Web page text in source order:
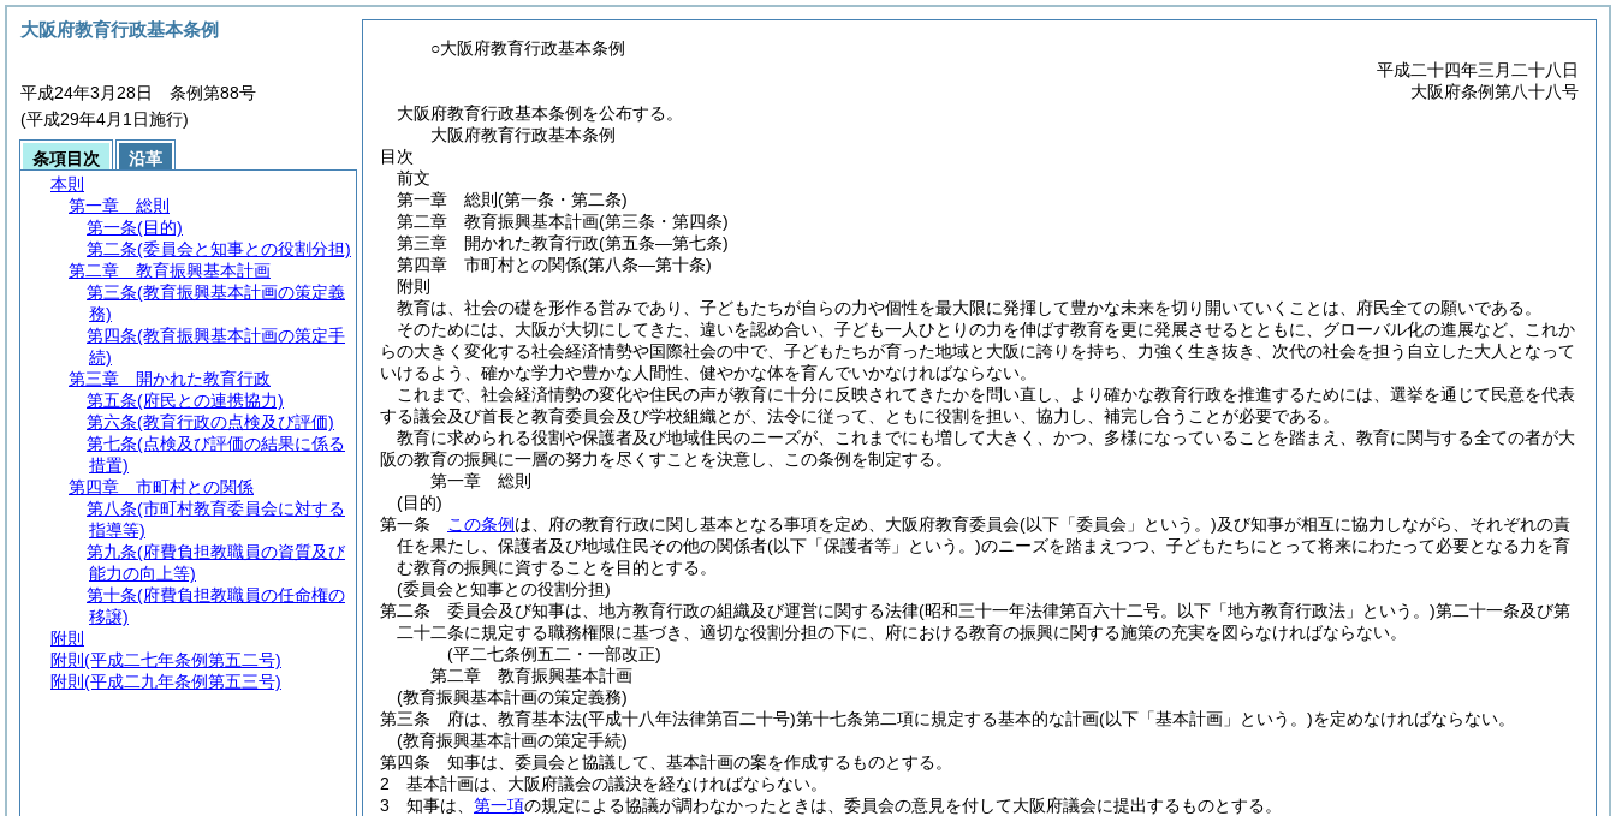
○大阪府教育行政基本条例
平成二十四年三月二十八日
大阪府条例第八十八号
大阪府教育行政基本条例を公布する。
大阪府教育行政基本条例
目次
前文
第一章
総則 (第一条・第二条)
第二章
教育振興基本計画(第三条・第四条)
第三章
開かれた教育行政(第五条―第七条)
第四章
市町村との関係(第八条―第十条)
附則
教育は、社会の礎を形作る営みであり、子どもたちが自らの力や個性を最大限に発揮して豊かな未来を切り開いていくことは、府民全ての願いである。
そのためには、大阪が大切にしてきた、違いを認め合い、子ども一人ひとりの力を伸ばす教育を更に発展させるとともに、グローバル化の進展など、これか
らの大きく変化する社会経済情勢や国際社会の中で、子どもたちが育った地域と大阪に誇りを持ち、力強く生き抜き、次代の社会を担う自立した大人となって
いけるよう、確かな学力や豊かな人間性、健やかな体を育んでいかなければならない。
これまで、社会経済情勢の変化や住民の声が教育に十分に反映されてきたかを問い直し、より確かな教育行政を推進するためには、選挙を通じて民意を代表
する議会及び首長と教育委員会及び学校組織とが、法令に従って、ともに役割を担い、協力し、補完し合うことが必要である。
教育に求められる役割や保護者及び地域住民のニーズが、これまでにも増して大きく、かつ、多様になっていることを踏まえ、教育に関与する全ての者が大
阪の教育の振興に一層の努力を尽くすことを決意し、この条例を制定する。
第一章
総則
(目的)
第一条
この条例 は、府の教育行政に関し基本となる事項を定め、大阪府教育委員会(以下「委員会」という。)及び知事が相互に協力しながら、それぞれの責
任を果たし、保護者及び地域住民その他の関係者(以下「保護者等」という。)のニーズを踏まえつつ、子どもたちにとって将来にわたって必要となる力を育
む教育の振興に資することを目的とする。
(委員会と知事との役割分担)
第二条
委員会及び知事は、地方教育行政の組織及び運営に関する法律(昭和三十一年法律第百六十二号。以下「地方教育行政法」という。)第二十一条及び第
二十二条に規定する職務権限に基づき、適切な役割分担の下に、府における教育の振興に関する施策の充実を図らなければならない。
(平二七条例五二・一部改正)
第二章
教育振興基本計画
(教育振興基本計画の策定義務)
第三条
府は、教育基本法(平成十八年法律第百二十号)第十七条第二項に規定する基本的な計画(以下「基本計画」という。)を定めなければならない。
(教育振興基本計画の策定手続)
第四条
知事は、委員会と協議して、基本計画の案を作成するものとする。
2
基本計画は、大阪府議会の議決を経なければならない。
3
知事は、 第一項の規定による協議が調わなかったときは、委員会の意見を付して大阪府議会に提出するものとする。
大阪府教育行政基本条例
平成24年3月28日 条例第88号
(平成29年4月1日施行)
条項目次
沿革
本則
第一章
総則
第一条(目的)
第二条(委員会と知事との役割分担)
第二章
教育振興基本計画
第三条(教育振興基本計画の策定義
務)
第四条(教育振興基本計画の策定手
続)
第三章
開かれた教育行政
第五条(府民との連携協力)
第六条(教育行政の点検及び評価)
第七条(点検及び評価の結果に係る
措置)
第四章
市町村との関係
第八条(市町村教育委員会に対する
指導等)
第九条(府費負担教職員の資質及び
能力の向上等)
第十条(府費負担教職員の任命権の
移譲)
附則
附則 (平成二七年条例第五二号)
附則 (平成二九年条例第五三号)